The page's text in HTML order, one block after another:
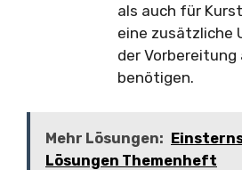
als auch für
eine zusätzliche
der
benötigen.
Mehr Lösungen:
Lösungen Themenheft